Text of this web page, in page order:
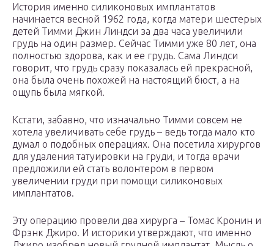
История именно силиконовых имплантатов
начинается весной 1962 года, когда матери шестерых
детей Тимми Джин Линдси за два часа увеличили
грудь на один размер. Сейчас Тимми уже 80 лет, она
полностью здорова, как и ее грудь. Сама Линдси
говорит, что грудь сразу показалась ей прекрасной,
она была очень похожей на настоящий бюст, а на
ощупь была мягкой.
Кстати, забавно, что изначально Тимми совсем не
хотела увеличивать себе грудь – ведь тогда мало кто
думал о подобных операциях. Она посетила хирургов
для удаления татуировки на груди, и тогда врачи
предложили ей стать волонтером в первом
увеличении груди при помощи силиконовых
имплантатов.
Эту операцию провели два хирурга – Томас Кронин и
Фрэнк Джиро. И историки утверждают, что именно